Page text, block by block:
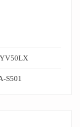
S501